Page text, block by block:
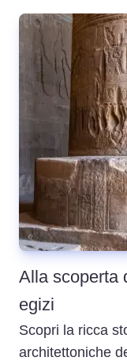
Alla scoperta
egizi
Scopri la ricca
architettoniche